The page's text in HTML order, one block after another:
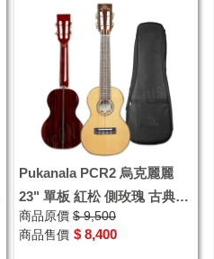
Pukanala PCR2 烏克麗麗
23" 單板 紅松 側玫瑰 古典琴
頭
商品原價 $ 9,500
商品售價 $ 8,400